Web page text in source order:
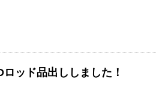
ロッド品出ししました！